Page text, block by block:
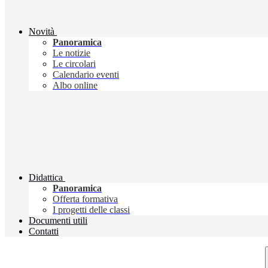
Novità
Panoramica
Le notizie
Le circolari
Calendario eventi
Albo online
Didattica
Panoramica
Offerta formativa
I progetti delle classi
Documenti utili
Contatti